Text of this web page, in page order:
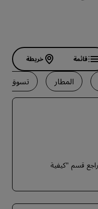
المطار تسوق
قائمة خريطة
قسم "كيفية